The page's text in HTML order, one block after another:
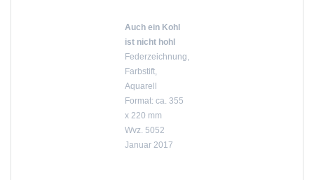
Auch ein Kohl
ist nicht hohl
Federzeichnung,
Farbstift,
Aquarell
Format: ca. 355
x 220 mm
Wvz. 5052
Januar 2017